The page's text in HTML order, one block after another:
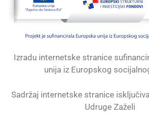
Izradu internetske stranice
unija iz Europskog
Sadržaj internetske stranice
Udruge Zaželi